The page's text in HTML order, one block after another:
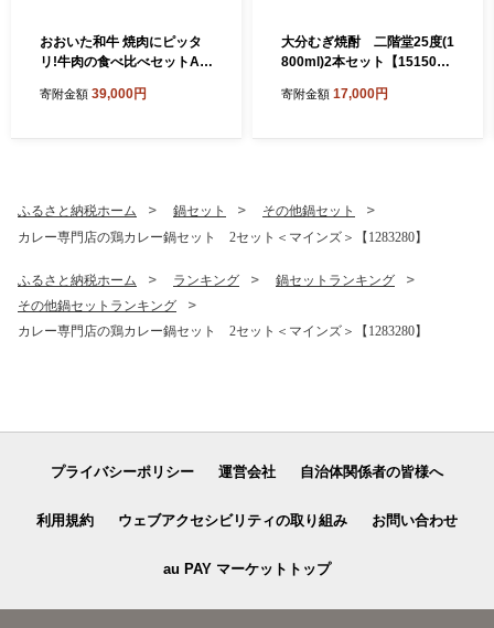
おおいた和牛 焼肉にピッタ
リ!牛肉の食べ比べセットA
0g)3～4人前_お肉 黒毛和牛
寄附金額 39,000円
大分むぎ焼酎 二階堂25度(1
800ml)2本セット【151504
寄附金額 17,000円
ふるさと納税ホーム 鍋セット
その他鍋セット
カレー専門店の鶏カレー鍋セット 2セット＜マインズ＞【1283280】
ふるさと納税ホーム ランキング
鍋セットランキング
その他鍋セットランキング
カレー専門店の鶏カレー鍋セット 2セット＜マインズ＞【1283280】
プライバシーポリシー 運営会社 自治体関係者の皆様へ
利用規約 ウェブアクセシビリティの取り組み お問い合わせ
au PAY マーケットトップ